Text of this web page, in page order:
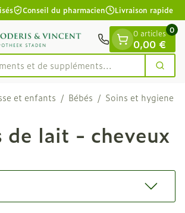
Conseil du pharmacien Livraison rapide
et de suppléments...
0 articles
0,00 €
0
et enfants / Bébés / Soins et hygiene
de lait - cheveux